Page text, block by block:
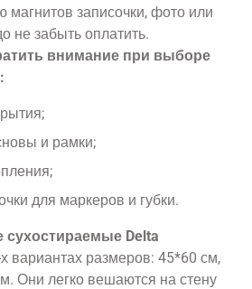
магнитов записочки, фото или
не забыть оплатить.
внимание при выборе
и рамки;
для маркеров и губки.
Delta
вариантах размеров: 45*60 см,
Они легко вешаются на стену